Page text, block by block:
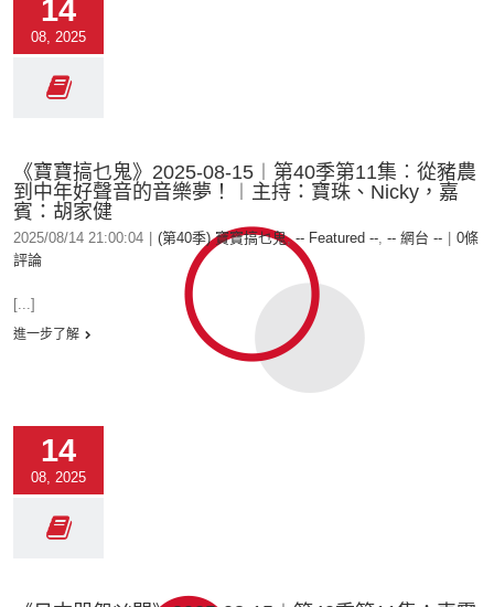
14
08, 2025
《寶寶搞乜鬼》2025-08-15︱第40季第11集︰從豬農
到中年好聲音的音樂夢！︱主持：寶珠、Nicky，嘉
賓：胡家健
2025/08/14 21:00:04 (第40季) 寶寶搞乜鬼,-- Featured --, -- 網台 --
0條
評論
[...]
進一步了解
14
08, 2025